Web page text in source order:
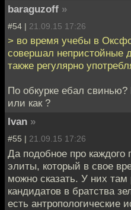
baraguzoff »
#54 | 21.09.15 17:26
> во время учебы в
совершал непристойные
также регулярно
По обкурке ебал
или как ?
Ivan »
#55 | 21.09.15 17:26
Да подобное про каждого
элиты, который в свое
можно сказать. У них
кандидатов в братства
есть антропологические